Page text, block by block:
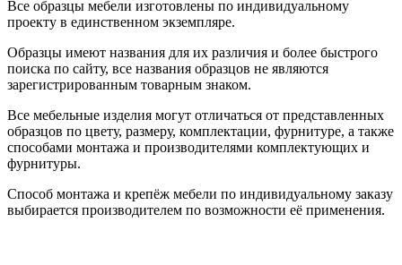
Все образцы мебели изготовлены по индивидуальному
проекту в единственном экземпляре.
Образцы имеют названия для их различия и более быстрого
поиска по сайту, все названия образцов не являются
зарегистрированным товарным знаком.
Все мебельные изделия могут отличаться от представленных
образцов по цвету, размеру, комплектации, фурнитуре, а также
способами монтажа и производителями комплектующих и
фурнитуры.
Способ монтажа и крепёж мебели по индивидуальному заказу
выбирается производителем по возможности её применения.